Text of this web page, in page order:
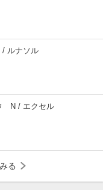
/ ルナソル
N / エクセル
る